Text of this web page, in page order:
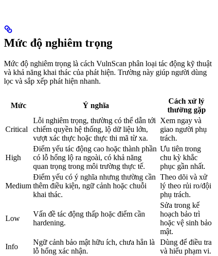
Mức độ nghiêm trọng
Mức độ nghiêm trọng là cách VulnScan phân loại tác động kỹ thuật
và khả năng khai thác của phát hiện. Trường này giúp người dùng
lọc và sắp xếp phát hiện nhanh.
Mức Ý nghĩa
Cách xử lý
thường gặp
Critical
Lỗi nghiêm trọng, thường có thể dẫn tới
chiếm quyền hệ thống, lộ dữ liệu lớn,
vượt xác thực hoặc thực thi mã từ xa.
Xem ngay và
giao người phụ
trách.
High
Điểm yếu tác động cao hoặc thành phần
có lỗ hổng lộ ra ngoài, có khả năng
quan trọng trong môi trường thực tế.
Ưu tiên trong
chu kỳ khắc
phục gần nhất.
Medium
Điểm yếu có ý nghĩa nhưng thường cần
thêm điều kiện, ngữ cảnh hoặc chuỗi
khai thác.
Theo dõi và xử
lý theo rủi ro/đội
phụ trách.
Low
Vấn đề tác động thấp hoặc điểm cần
hardening.
Sửa trong kế
hoạch bảo trì
hoặc vệ sinh bảo
mật.
Info
Ngữ cảnh bảo mật hữu ích, chưa hẳn là
lỗ hổng xác nhận.
Dùng để điều tra
và hiểu phạm vi.